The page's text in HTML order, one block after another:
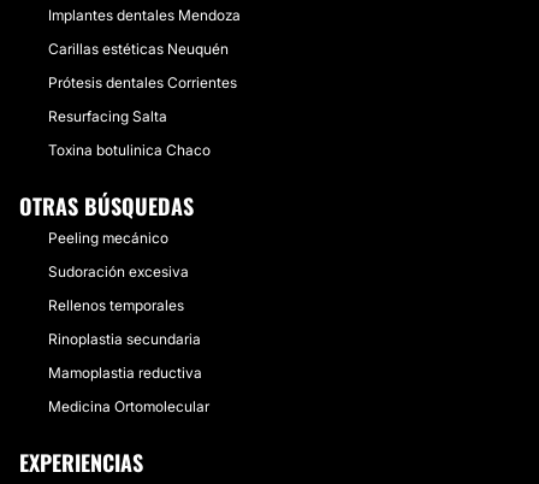
Implantes dentales Mendoza
Carillas estéticas Neuquén
Prótesis dentales Corrientes
Resurfacing Salta
Toxina botulinica Chaco
OTRAS BÚSQUEDAS
Peeling mecánico
Sudoración excesiva
Rellenos temporales
Rinoplastia secundaria
Mamoplastia reductiva
Medicina Ortomolecular
EXPERIENCIAS